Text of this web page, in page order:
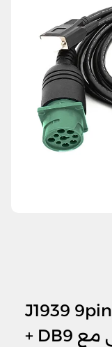
لقابس أخضر للشاحنة J1939 9pin
ذكر إلى J1939 9P أنثى مع DB9 +